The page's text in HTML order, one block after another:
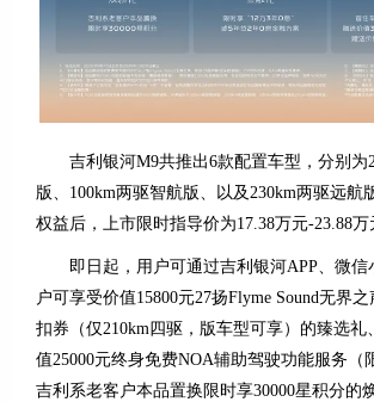
吉利银河M9共推出6款配置车型，分别为
版、100km两驱智航版、以及230km两驱远
权益后，上市限时指导价为17.38万元-23.88万
即日起，用户可通过吉利银河APP、微信
户可享受价值15800元27扬Flyme Sound无界
扣券（仅210km四驱，版车型可享）的臻选
值25000元终身免费NOA辅助驾驶功能服务
吉利系老客户本品置换限时享30000星积分的